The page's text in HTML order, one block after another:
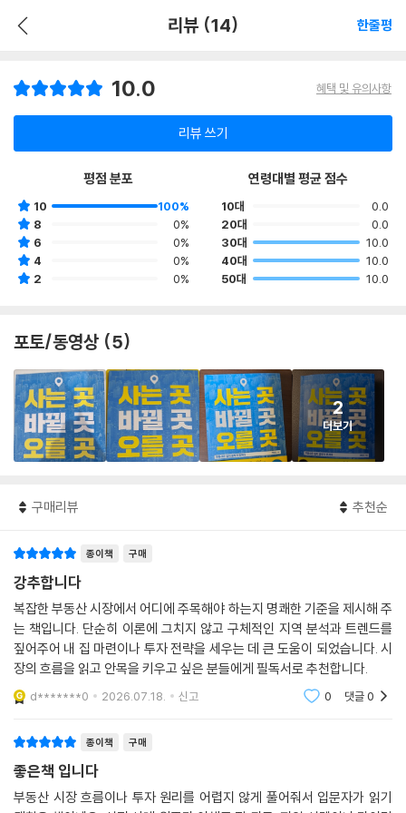
리뷰 (14) 한줄평
10.0 혜택 및 유의사항
리뷰 쓰기
평점 분포
10
100%
8
0%
6
0%
4
0%
2
0%
연령대별 평균 점수
10대
0.0
20대
0.0
30대
10.0
40대
10.0
50대
10.0
포토/동영상 (5)
2
더보기
구매리뷰 추천순
종이책 구매
강추합니다
복잡한 부동산 시장에서 어디에 주목해야 하는지 명쾌한 기준을 제시해 주
는 책입니다. 단순히 이론에 그치지 않고 구체적인 지역 분석과 트렌드를
짚어주어 내 집 마련이나 투자 전략을 세우는 데 큰 도움이 되었습니다. 시
장의 흐름을 읽고 안목을 키우고 싶은 분들에게 필독서로 추천합니다.
d*******0 2026.07.18. 신고 0 댓글0
종이책 구매
좋은책 입니다
부동산 시장 흐름이나 투자 원리를 어렵지 않게 풀어줘서 입문자가 읽기